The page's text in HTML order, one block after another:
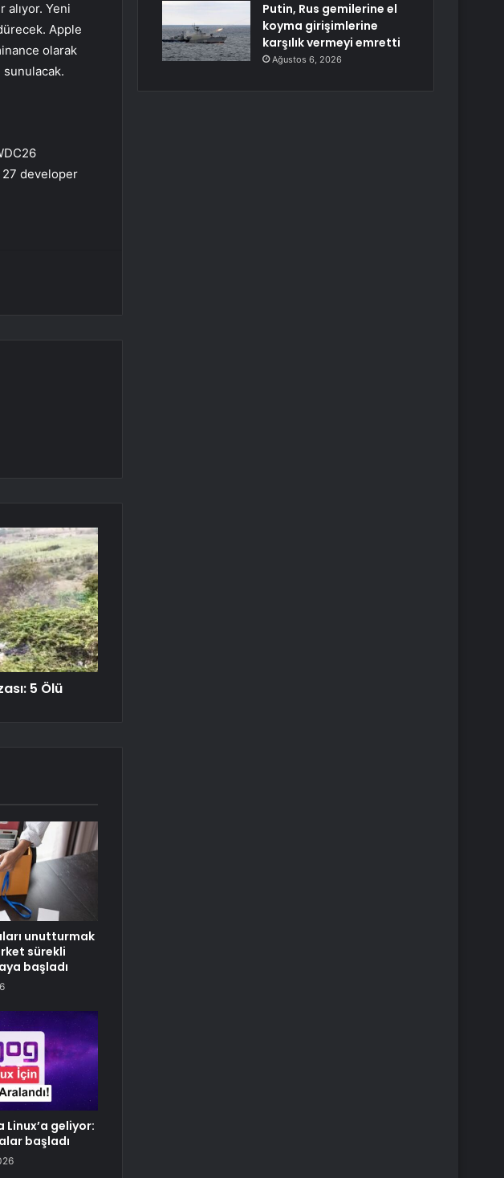
Yeni
Apple
olarak
sunulacak.
27 developer
5 Ölü
unutturmak
sürekli
başladı
Linux’a geliyor:
başladı
Putin, Rus gemilerine el
koyma girişimlerine
karşılık vermeyi emretti
Ağustos 6, 2026